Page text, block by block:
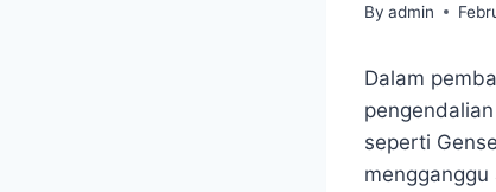
By admin
Dalam
seperti